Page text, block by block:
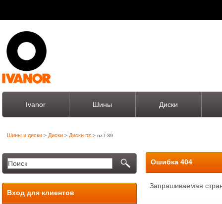
Ivanor Шины Диски
Шины и диски > Диски > Диски nz > nz f-39
Вход для клиентов
Ошибка 404
Запрашиваемая